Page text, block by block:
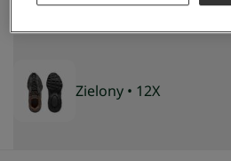
Zielony • 12X